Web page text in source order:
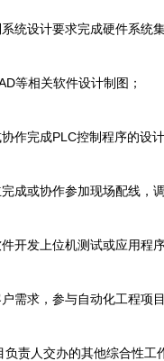
设计要求完成硬件系统集
相关软件设计制图；
完成PLC控制程序的设计
或协作参加现场配线，调
发上位机测试或应用程序
求，参与自动化工程项目
责人交办的其他综合性工